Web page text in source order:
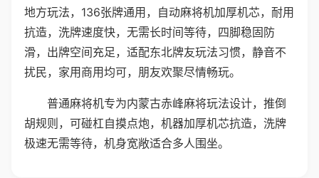
地方玩法，136张牌通用，自动麻将机加厚机芯，耐用
抗造，洗牌速度快，无需长时间等待，四脚稳固防
滑，出牌空间充足，适配东北牌友玩法习惯，静音不
扰民，家用商用均可，朋友欢聚尽情畅玩。
普通麻将机专为内蒙古赤峰麻将玩法设计，推倒
胡规则，可碰杠自摸点炮，机器加厚机芯抗造，洗牌
极速无需等待，机身宽敞适合多人围坐。